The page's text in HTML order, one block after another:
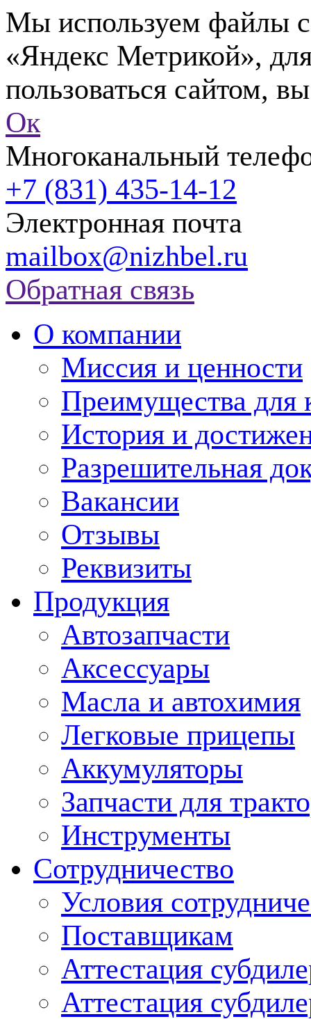
Мы используем файлы
«Яндекс Метрикой»,
пользоваться сайтом,
Ок
Многоканальный
+7 (831) 435-14-12
Электронная почта
mailbox@nizhbel.ru
Обратная связь
О компании
Миссия и ценности
Преимущества для
История и
Разрешительная
Вакансии
Отзывы
Реквизиты
Продукция
Автозапчасти
Аксессуары
Масла и автохимия
Легковые прицепы
Аккумуляторы
Запчасти для
Инструменты
Сотрудничество
Условия
Поставщикам
Аттестация
Аттестация